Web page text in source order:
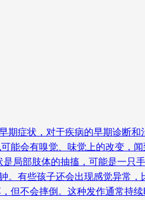
症状，对于疾病的早期诊断和
能会有嗅觉、味觉上的改变，
局部肢体的抽搐，可能是一只
。有些孩子还会出现感觉异常
但不会摔倒。这种发作通常持